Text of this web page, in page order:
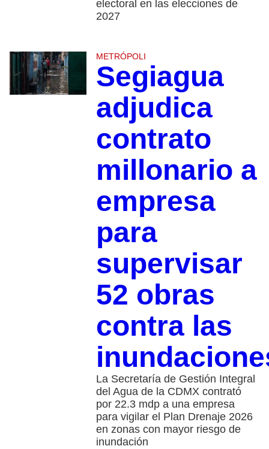
electoral en las elecciones de
2027
METRÓPOLI
Segiagua
adjudica
contrato
millonario a
empresa
para
supervisar
52 obras
contra las
La Secretaría de Gestión Integral
del Agua de la CDMX contrató
por 22.3 mdp a una empresa
para vigilar el Plan Drenaje 2026
en zonas con mayor riesgo de
inundación